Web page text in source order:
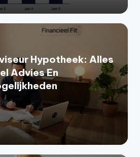
Hypotheek: Alles
Advies En